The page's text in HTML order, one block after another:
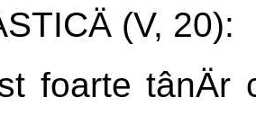
(V, 20):
foarte tânÄr